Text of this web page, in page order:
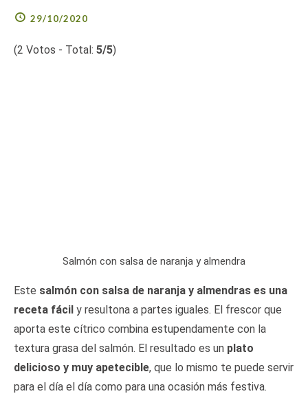
29/10/2020
(2 Votos - Total: 5/5)
Salmón con salsa de naranja y almendra
Este salmón con salsa de naranja y almendras es una
receta fácil y resultona a partes iguales. El frescor que
aporta este cítrico combina estupendamente con la
textura grasa del salmón. El resultado es un plato
delicioso y muy apetecible, que lo mismo te puede servir
para el día el día como para una ocasión más festiva.